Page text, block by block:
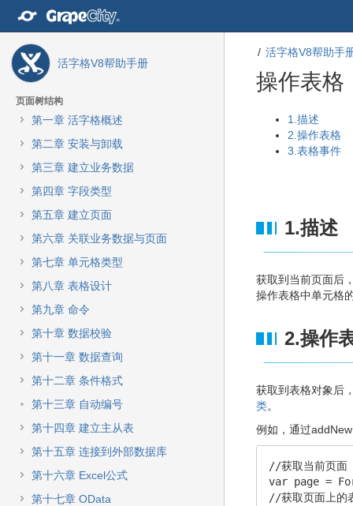
活字格V8帮助手册
页面树结构
第一章 活字格概述
第二章 安装与卸载
第三章 建立业务数据
第四章 字段类型
第五章 建立页面
第六章 关联业务数据与页面
第七章 单元格类型
第八章 表格设计
第九章 命令
第十章 数据校验
第十一章 数据查询
第十二章 条件格式
第十三章 自动编号
第十四章 建立主从表
第十五章 连接到外部数据库
第十六章 Excel公式
第十七章 OData
活字格V8帮助手
操作表格
1.描述
2.操作表格
3.表格事件
1.描述
获取到当前页面后
操作表格中单元格
2.操作
获取到表格对象后
类。
例如，通过
//获取当前页面
var page =
//获取页面上的